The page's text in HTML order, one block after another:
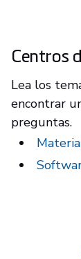
Centros
Lea los
encontrar
preguntas.